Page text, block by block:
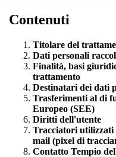
Contenuti
Titolare del
Dati personali
Finalità, basi
trattamento
Destinatari dei dati
Trasferimenti al di
Europeo (SEE)
Diritti dell'utente
Tracciatori utilizzati
mail (pixel di
Contatto Tempio